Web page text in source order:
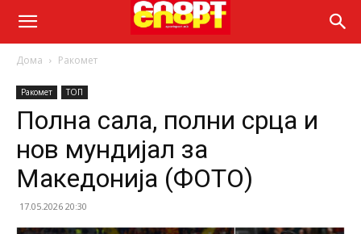
Дома Ракомет
Ракомет ТОП
Полна сала, полни срца и
нов мундијал за
Македонија (ФОТО)
17.05.2026 20:30